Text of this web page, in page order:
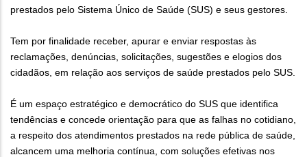
prestados pelo Sistema Único de Saúde (SUS) e seus gestores.
Tem por finalidade receber, apurar e enviar respostas às
reclamações, denúncias, solicitações, sugestões e elogios dos
cidadãos, em relação aos serviços de saúde prestados pelo SUS.
É um espaço estratégico e democrático do SUS que identifica
tendências e concede orientação para que as falhas no cotidiano,
a respeito dos atendimentos prestados na rede pública de saúde,
alcancem uma melhoria contínua, com soluções efetivas nos